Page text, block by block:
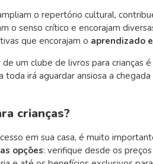
o repertório cultural,
o senso crítico e encorajam
que encorajam o aprendizado
um clube de livros para crianças é
irá aguardar ansiosa a
crianças?
em sua casa, é muito
opções: verifique desde os